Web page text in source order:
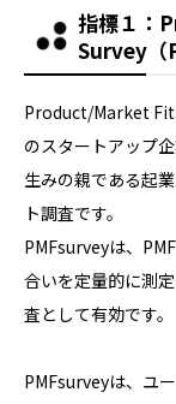
指標１：
Survey（
Product/Market
のスタートアップ
生みの親である起
ト調査です。
PMFsurveyは、
合いを定量的に測
査として有効です。
PMFsurveyは、ユ